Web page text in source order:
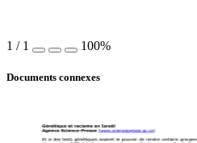
1 / 1 100%
Documents connexes